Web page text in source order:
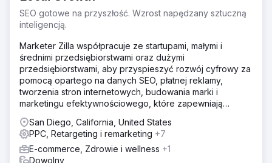
Rozwiązanie
Zrealizowaliśmy spersonalizowaną strategię
zwiększając widoczność w wyszukiwarkach poprzez
dodanie ukierunkowanych słów kluczowych
odpowiednich dla odbiorców i dostrajanie treści na ich
stronie.
Wyniki
organicznych o 38% - Wzrost leadów płatnych o 148%
Przejdź do strony agencji
SEO gotowe na przyszłość. Wzrost napędzany sztuczną
inteligencją.
Marketer Zilla współpracuje ze startupami, małymi i
średnimi przedsiębiorstwami oraz dużymi
przedsiębiorstwami, aby przyspieszyć rozwój cyfrowy za
pomocą opartego na danych SEO, płatnej reklamy,
tworzenia stron internetowych, budowania marki i
marketingu efektywnościowego, które zapewniają
San Diego, California, United States
PPC, Retargeting i remarketing +7
E-commerce, Zdrowie i wellness +1
Dowolny